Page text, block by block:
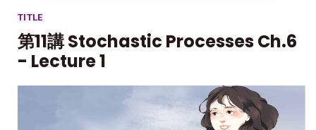
TITLE
第11講 Stochastic Processes Ch.6
- Lecture 1